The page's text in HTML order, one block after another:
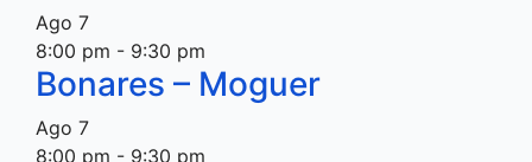
Ago 7
8:00 pm - 9:30 pm
Bonares – Moguer
Ago 7
8:00 pm - 9:30 pm